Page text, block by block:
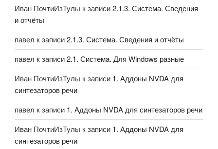
Иван ПочтиИзТулы к записи2.1.3. Система. Сведения
и отчёты
павел к записи2.1.3. Система. Сведения и отчёты
павел к записи2.1. Система. Для Windows разные
Иван ПочтиИзТулы к записи 1. Аддоны NVDA для
синтезаторов речи
павел к записи 1. Аддоны NVDA для синтезаторов речи
Иван ПочтиИзТулы к записи 1. Аддоны NVDA для
синтезаторов речи